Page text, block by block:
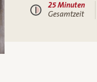
25 Minuten
Gesamtzeit